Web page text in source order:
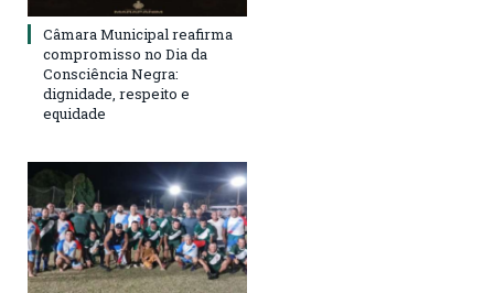
Câmara Municipal reafirma
compromisso no Dia da
Consciência Negra:
dignidade, respeito e
equidade